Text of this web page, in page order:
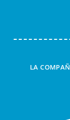
LA